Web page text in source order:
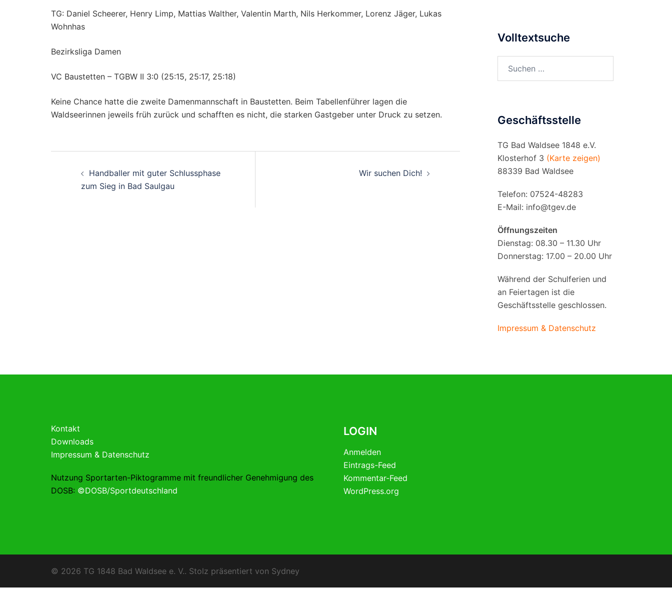
TG: Daniel Scheerer, Henry Limp, Mattias Walther, Valentin Marth, Nils Herkommer, Lorenz Jäger, Lukas
Wohnhas
Bezirksliga Damen
VC Baustetten – TGBW II 3:0 (25:15, 25:17, 25:18)
Keine Chance hatte die zweite Damenmannschaft in Baustetten. Beim Tabellenführer lagen die
Waldseerinnen jeweils früh zurück und schafften es nicht, die starken Gastgeber unter Druck zu setzen.
Handballer mit guter Schlussphase
zum Sieg in Bad Saulgau
Wir suchen Dich!
Volltextsuche
nach:
Geschäftsstelle
TG Bad Waldsee 1848 e.V.
Klosterhof 3 (Karte zeigen)
88339 Bad Waldsee
Telefon: 07524-48283
E-Mail: info@tgev.de
Öffnungszeiten
Dienstag: 08.30 – 11.30 Uhr
Donnerstag: 17.00 – 20.00 Uhr
Während der Schulferien und
an Feiertagen ist die
Geschäftsstelle geschlossen.
Impressum & Datenschutz
Kontakt
Downloads
Impressum & Datenschutz
Nutzung Sportarten-Piktogramme mit freundlicher Genehmigung des
DOSB: ©DOSB/Sportdeutschland
LOGIN
Anmelden
Eintrags-Feed
Kommentar-Feed
WordPress.org
© 2026 TG 1848 Bad Waldsee e. V.. Stolz präsentiert von Sydney